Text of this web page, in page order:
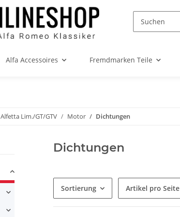
Alfa Accessoires Fremdmarken Teile
Alfetta Lim./GT/GTV Motor Dichtungen
Dichtungen
Sortierung Artikel pro Seite